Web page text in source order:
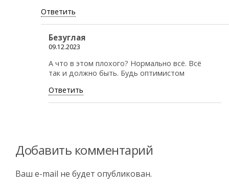
Ответить
Безуглая
09.12.2023
А что в этом плохого? Нормально всё. Всё
так и должно быть. Будь оптимистом
Ответить
Добавить комментарий
Ваш e-mail не будет опубликован.